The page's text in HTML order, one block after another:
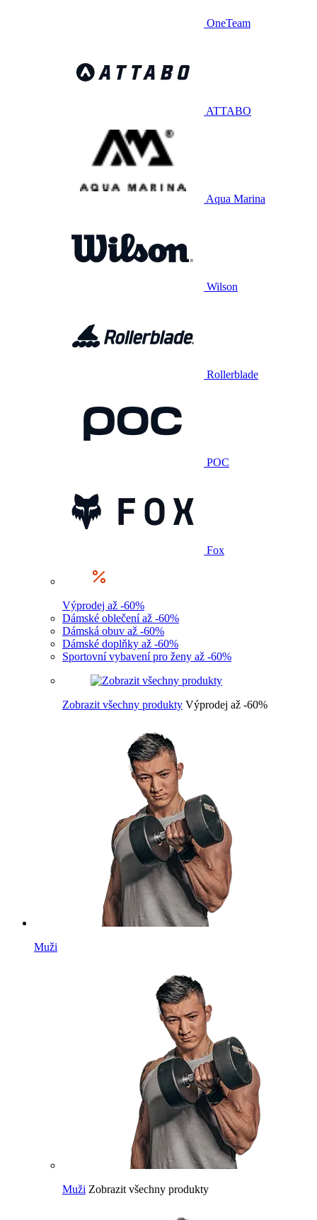
OneTeam
ATTABO
Aqua Marina
Wilson
Rollerblade
POC
Fox
Výprodej až -60%
Dámské oblečení až -60%
Dámská obuv až -60%
Dámské doplňky až -60%
Sportovní vybavení pro ženy až -60%
Zobrazit všechny produkty Výprodej až -60%
Muži
Muži Zobrazit všechny produkty